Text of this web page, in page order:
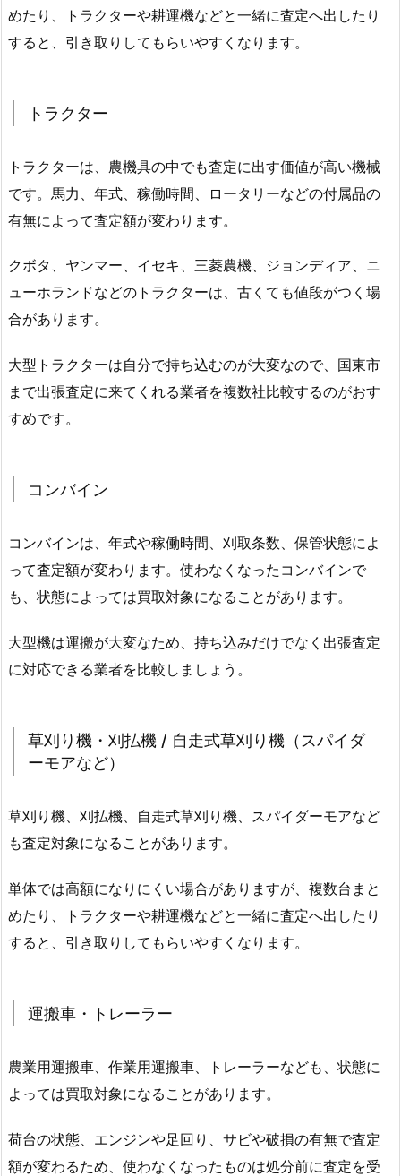
めたり、トラクターや耕運機などと一緒に査定へ出したり
すると、引き取りしてもらいやすくなります。
トラクター
トラクターは、農機具の中でも査定に出す価値が高い機械
です。馬力、年式、稼働時間、ロータリーなどの付属品の
有無によって査定額が変わります。
クボタ、ヤンマー、イセキ、三菱農機、ジョンディア、ニ
ューホランドなどのトラクターは、古くても値段がつく場
合があります。
大型トラクターは自分で持ち込むのが大変なので、国東市
まで出張査定に来てくれる業者を複数社比較するのがおす
すめです。
コンバイン
コンバインは、年式や稼働時間、刈取条数、保管状態によ
って査定額が変わります。使わなくなったコンバインで
も、状態によっては買取対象になることがあります。
大型機は運搬が大変なため、持ち込みだけでなく出張査定
に対応できる業者を比較しましょう。
草刈り機・刈払機 / 自走式草刈り機（スパイダ
ーモアなど）
草刈り機、刈払機、自走式草刈り機、スパイダーモアなど
も査定対象になることがあります。
単体では高額になりにくい場合がありますが、複数台まと
めたり、トラクターや耕運機などと一緒に査定へ出したり
すると、引き取りしてもらいやすくなります。
運搬車・トレーラー
農業用運搬車、作業用運搬車、トレーラーなども、状態に
よっては買取対象になることがあります。
荷台の状態、エンジンや足回り、サビや破損の有無で査定
額が変わるため、使わなくなったものは処分前に査定を受